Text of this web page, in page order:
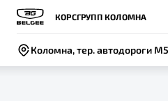
КОРСГРУПП КОЛОМНА